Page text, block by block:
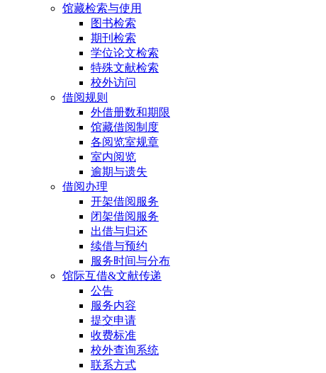
馆藏检索与使用
图书检索
期刊检索
学位论文检索
特殊文献检索
校外访问
借阅规则
外借册数和期限
馆藏借阅制度
各阅览室规章
室内阅览
逾期与遗失
借阅办理
开架借阅服务
闭架借阅服务
出借与归还
续借与预约
服务时间与分布
馆际互借&文献传递
公告
服务内容
提交申请
收费标准
校外查询系统
联系方式